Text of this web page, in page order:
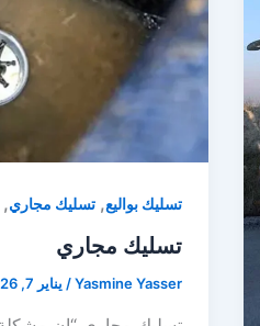
تسليك بواليع, تسليك مجاري,
تسليك مجاري
Yasmine Yasser
/ يناير 7, 2026